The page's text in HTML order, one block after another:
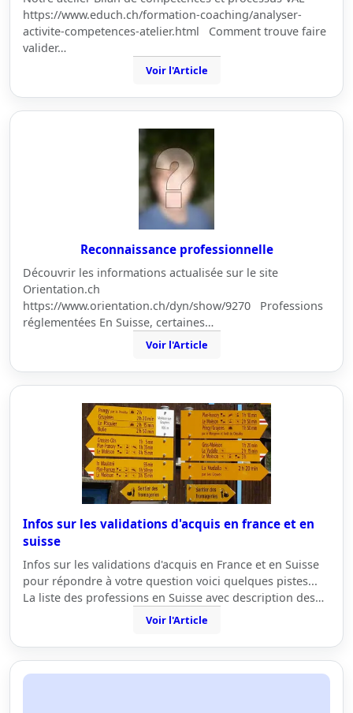
https://www.educh.ch/formation-coaching/analyser-
activite-competences-atelier.html Comment trouve faire
valider…
Voir l'Article
Reconnaissance professionnelle
Découvrir les informations actualisée sur le site
Orientation.ch
https://www.orientation.ch/dyn/show/9270 Professions
réglementées En Suisse, certaines…
Voir l'Article
Infos sur les validations d'acquis en france et en
suisse
Infos sur les validations d'acquis en France et en Suisse
pour répondre à votre question voici quelques pistes...
La liste des professions en Suisse avec description des…
Voir l'Article